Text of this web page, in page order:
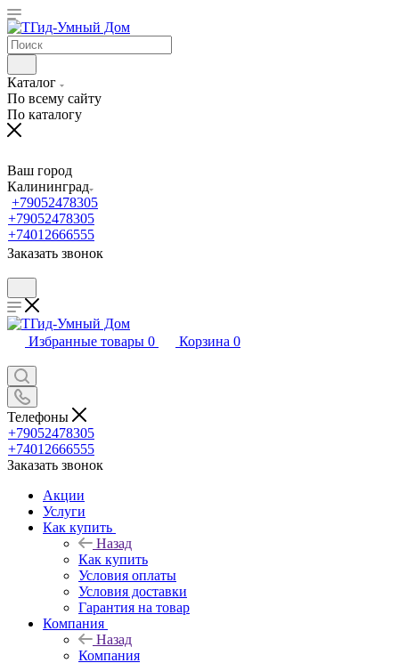
Каталог
По всему сайту
По каталогу
Ваш город
Калининград
+79052478305
+79052478305
+74012666555
Заказать звонок
Избранные товары 0 Корзина 0
Телефоны
+79052478305
+74012666555
Заказать звонок
Акции
Услуги
Как купить
Назад
Как купить
Условия оплаты
Условия доставки
Гарантия на товар
Компания
Назад
Компания